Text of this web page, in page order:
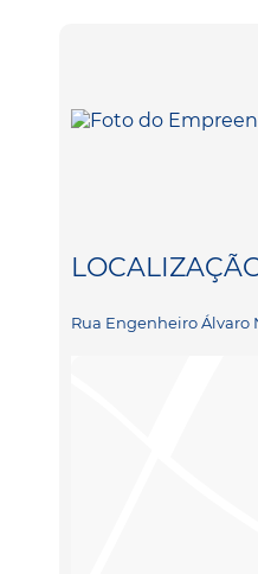
Rua Engenheiro Álvaro